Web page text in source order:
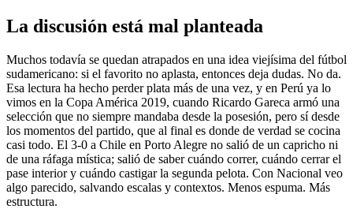
La discusión está mal planteada
Muchos todavía se quedan atrapados en una idea viejísima del fútbol
sudamericano: si el favorito no aplasta, entonces deja dudas. No da.
Esa lectura ha hecho perder plata más de una vez, y en Perú ya lo
vimos en la Copa América 2019, cuando Ricardo Gareca armó una
selección que no siempre mandaba desde la posesión, pero sí desde
los momentos del partido, que al final es donde de verdad se cocina
casi todo. El 3-0 a Chile en Porto Alegre no salió de un capricho ni
de una ráfaga mística; salió de saber cuándo correr, cuándo cerrar el
pase interior y cuándo castigar la segunda pelota. Con Nacional veo
algo parecido, salvando escalas y contextos. Menos espuma. Más
estructura.